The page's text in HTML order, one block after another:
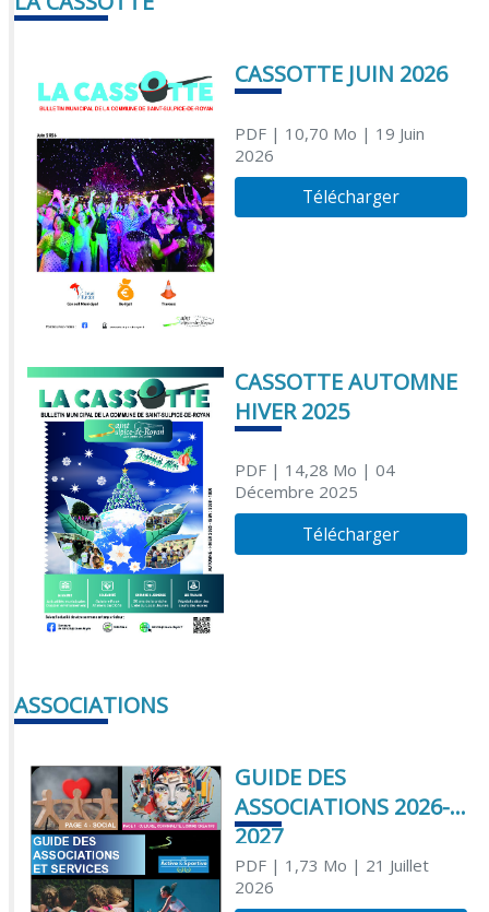
CASSOTTE JUIN 2026
PDF| 10,70 Mo | 19 Juin
2026
Télécharger
CASSOTTE AUTOMNE
HIVER 2025
PDF| 14,28 Mo | 04
Décembre 2025
Télécharger
ASSOCIATIONS
GUIDE DES
ASSOCIATIONS 2026-
2027
PDF| 1,73 Mo | 21 Juillet
2026